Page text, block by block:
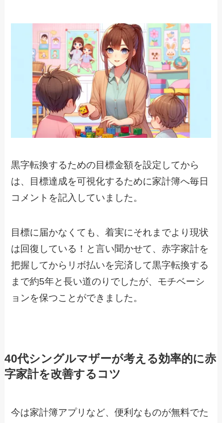
黒字転換するための目標金額を設定してから
は、目標達成を可視化するために家計簿へ毎日
コメントを記入していました。
目標に届かなくても、着実にそれまでより現状
は回復している！と言い聞かせて、赤字家計を
把握してからリボ払いを完済して黒字転換する
まで約5年と長い道のりでしたが、モチベーシ
ョンを保つことができました。
40代シングルマザーが考える効率的に赤
字家計を改善するコツ
今は家計簿アプリなど、便利なものが無料でた